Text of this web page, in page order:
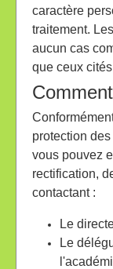
caractère
traitement.
aucun cas
que ceux
protection
vous pouvez
rectification,
contactant :
Le
Le